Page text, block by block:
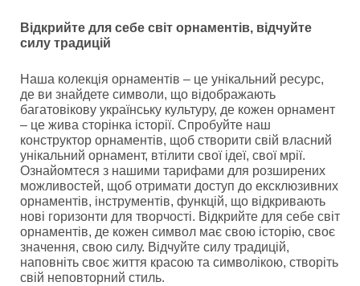
Відкрийте для себе світ орнаментів, відчуйте
силу традицій
Наша колекція орнаментів – це унікальний ресурс,
де ви знайдете символи, що відображають
багатовікову українську культуру, де кожен орнамент
– це жива сторінка історії. Спробуйте наш
конструктор орнаментів, щоб створити свій власний
унікальний орнамент, втілити свої ідеї, свої мрії.
Ознайомтеся з нашими тарифами для розширених
можливостей, щоб отримати доступ до ексклюзивних
орнаментів, інструментів, функцій, що відкривають
нові горизонти для творчості. Відкрийте для себе світ
орнаментів, де кожен символ має свою історію, своє
значення, свою силу. Відчуйте силу традицій,
наповніть своє життя красою та символікою, створіть
свій неповторний стиль.